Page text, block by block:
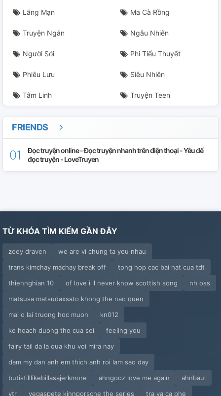
Lãng Mạn Ma Cà Rồng
Truyện Ngắn Ngẫu Nhiên
Người Sói Phi Tiểu Thuyết
Phiêu Lưu Siêu Nhiên
Tâm Linh Truyện Teen
FRIENDS
Đọc truyện online - Đọc truyện nhanh trên điện thoại - Yêu để
đọc truyện - LoveTruyen
TỪ KHÓA TÌM KIẾM GẦN ĐÂY
zoey draven
we are vi chung ta yeu nhau
trans kimchay machay break off
tong hop cac bai hat cua tdt
thiennghian 10
of love i ll never know scottish song
nh oss
matsusa matsudaxsato khong the nao quen
mai o lai truong hoc muon
kn012
ke hoach duong tho cua soi
feeling you
fairy tail da la qua khu voi mira nay
dam my dan anh em thich anh roi lam sao day
butistilllikebillasajerkmore
ahngooz love me again
ahnbaul
ytr
vegaspete kinnporsche the series tra va ca phe